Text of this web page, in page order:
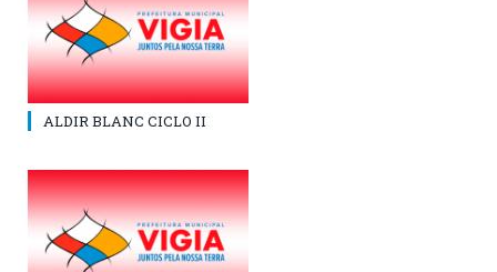
ALDIR BLANC CICLO II